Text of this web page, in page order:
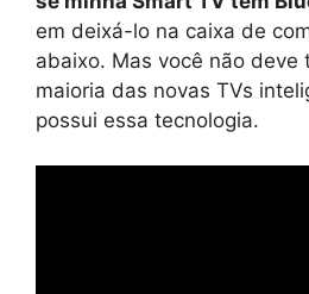
em deixá-lo na caixa de
abaixo. Mas você não deve
maioria das novas TVs
possui essa tecnologia.